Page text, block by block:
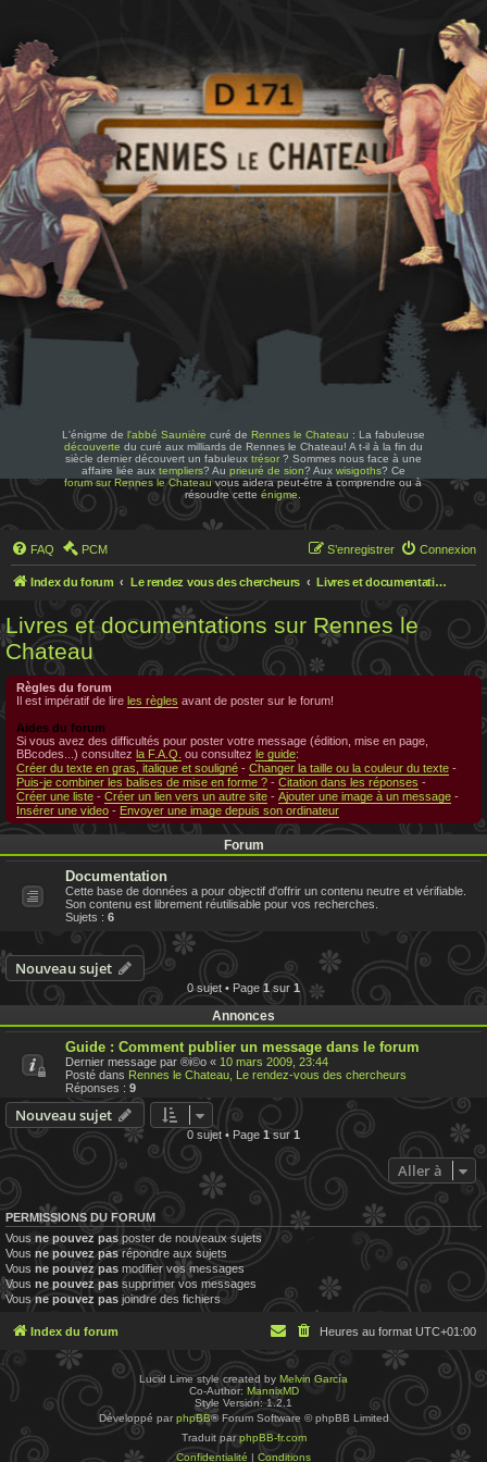
L'énigme de l'abbé Saunière curé de Rennes le Chateau : La fabuleuse
découverte du curé aux milliards de Rennes le Chateau! A t-il à la fin du
siècle dernier découvert un fabuleux trésor? Sommes nous face à une
affaire liée aux templiers? Au prieuré de sion? Aux wisigoths? Ce
forum sur Rennes le Chateauvous aidera peut-être à comprendre ou à
résoudre cetteénigme
FAQ PCM Connexion
S’enregistrer
Index du forum Le rendez vous des chercheurs Livres et documentations sur Rennes le Chateau
Livres et documentations sur Rennes le
Chateau
Règles du forum
Il est impératif de lire les règles avant de poster sur le forum!
Aides du forum
Si vous avez des difficultés pour poster votre message (édition, mise en page,
BBcodes...) consultez la F.A.Q. ou consultez le guide:
Créer du texte en gras, italique et souligné - Changer la taille ou la couleur du texte -
Puis-je combiner les balises de mise en forme ? - Citation dans les réponses -
Créer une liste - Créer un lien vers un autre site - Ajouter une image à un message -
Insérer une video - Envoyer une image depuis son ordinateur
Forum
Documentation
Cette base de données a pour objectif d'offrir un contenu neutre et vérifiable.
Son contenu est librement réutilisable pour vos recherches.
Sujets : 6
Nouveau sujet
0 sujet • Page 1sur 1
Annonces
Guide : Comment publier un message dans le forum
Dernier message par ®i©o « 10 mars 2009, 23:44
Posté dans Rennes le Chateau, Le rendez-vous des chercheurs
Réponses : 9
Nouveau sujet
0 sujet • Page 1sur1
Aller à
PERMISSIONS DU FORUM
Vous ne pouvez pas poster de nouveaux sujets
Vous ne pouvez pasrépondre aux sujets
Vous ne pouvez pas modifier vos messages
Vous ne pouvez pas supprimer vos messages
Vousne pouvez pas joindre des fichiers
Index du forum Heures au format UTC+01:00
Lucid Lime style created by Melvin García
Co-Author: MannixMD
Style Version: 1.2.1
Développé par phpBB® Forum Software © phpBB Limited
Traduit parphpBB-fr.com
Confidentialité | Conditions